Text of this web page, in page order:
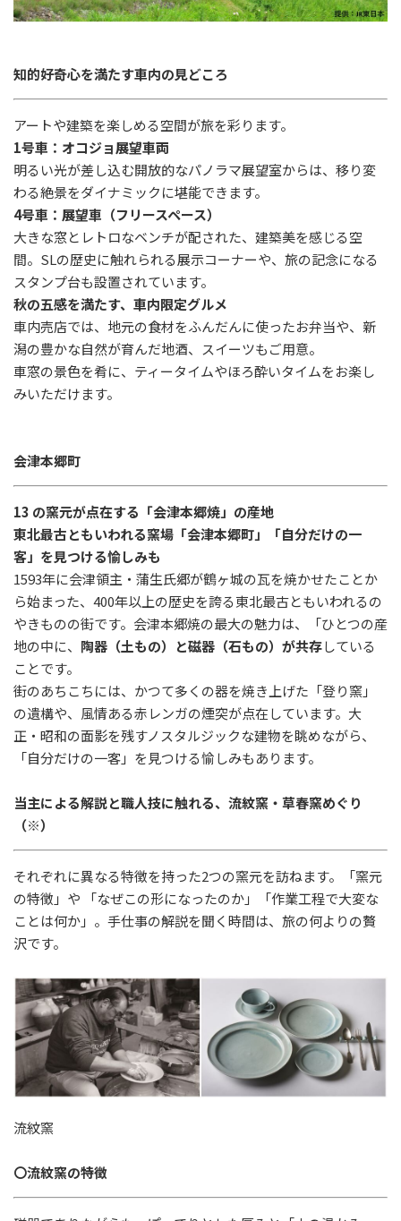
知的好奇心を満たす車内の見どころ
アートや建築を楽しめる空間が旅を彩ります。
1号車：オコジョ展望車両
明るい光が差し込む開放的なパノラマ展望室からは、移り変
わる絶景をダイナミックに堪能できます。
4号車：展望車（フリースペース）
大きな窓とレトロなベンチが配された、建築美を感じる空
間。 SLの歴史に触れられる展示コーナーや、旅の記念になる
スタンプ台も設置されています。
秋の五感を満たす、車内限定グルメ
車内売店では、地元の食材をふんだんに使ったお弁当や、新
潟の豊かな自然が育んだ地酒、スイーツもご用意。
車窓の景色を肴に、ティータイムやほろ酔いタイムをお楽し
みいただけます。
会津本郷町
13 の窯元が点在する「会津本郷焼」の産地
東北最古ともいわれる窯場「会津本郷町」「自分だけの一
客」を見つける愉しみも
1593年に会津領主・蒲生氏郷が鶴ヶ城の瓦を焼かせたことか
ら始まった、400年以上の歴史を誇る東北最古ともいわれるの
やきものの街です。会津本郷焼の最大の魅力は、「ひとつの産
地の中に、 陶器（土もの）と磁器（石もの）が共存している
ことです。
街のあちこちには、かつて多くの器を焼き上げた「登り窯」
の遺構や、風情ある赤レンガの煙突が点在しています。大
正・昭和の面影を残すノスタルジックな建物を眺めながら、
「自分だけの一客」を見つける愉しみもあります。
当主による解説と職人技に触れる、流紋窯・草春窯めぐり
（※）
それぞれに異なる特徴を持った2つの窯元を訪ねます。「窯元
の特徴」や
「なぜこの形になったのか」「作業工程で大変な
ことは何か」。手仕事の解説を聞く時間は、旅の何よりの贅
沢です。
流紋窯
〇流紋窯の特徴